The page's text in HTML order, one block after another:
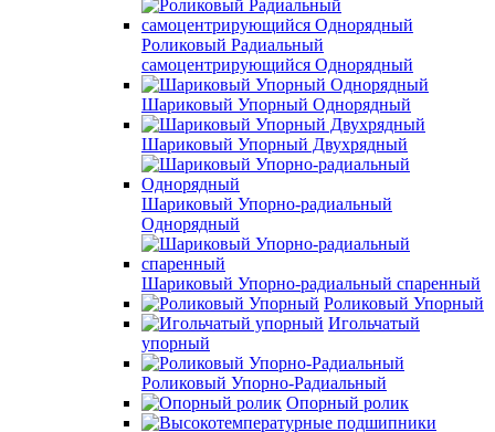
Роликовый Радиальный
самоцентрирующийся Однорядный
Шариковый Упорный Однорядный
Шариковый Упорный Двухрядный
Шариковый Упорно-радиальный
Однорядный
Шариковый Упорно-радиальный спаренный
Роликовый Упорный
Игольчатый
упорный
Роликовый Упорно-Радиальный
Опорный ролик